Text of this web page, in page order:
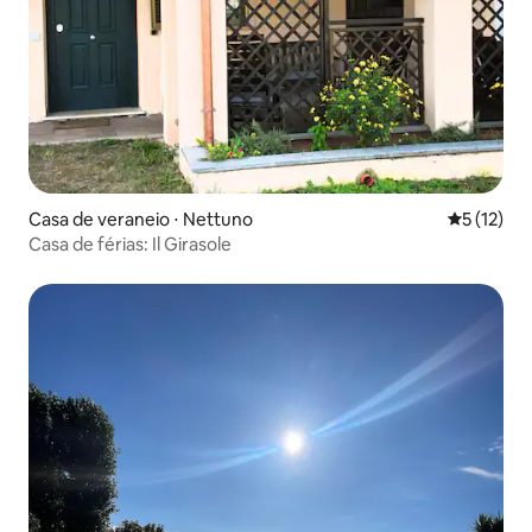
Casa de veraneio ⋅ Nettuno 5 de uma
5 (12)
Casa de férias: Il Girasole